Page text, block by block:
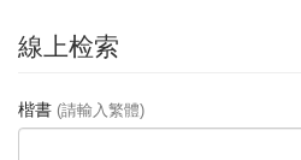
線上检索
楷書 (請輸入繁體)